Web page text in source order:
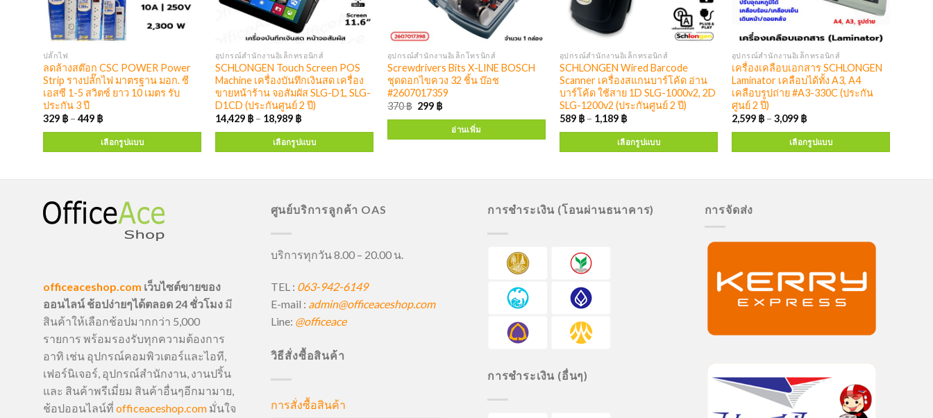
ปลั๊กไฟ
ลดล้างสต๊อก CSC POWER Power
Strip รางปลั๊กไฟ มาตรฐาน มอก. ซี
เอสซี 1-5 สวิตซ์ ยาว 10 เมตร รับ
ประกัน 3 ปี
329 ฿– 449 ฿
เลือกรูปแบบ
อุปกรณ์สำนักงานอิเล็กทรอนิกส์
SCHLONGEN Touch Screen POS
Machine เครื่องบันทึกเงินสด เครื่อง
ขายหน้าร้าน จอสัมผัส SLG-D1, SLG-
D1CD (ประกันศูนย์ 2 ปี)
14,429 ฿– 18,989 ฿
เลือกรูปแบบ
อุปกรณ์สำนักงานอิเล็กโทรนิกส์
Screwdrivers Bits X-LINE BOSCH
ชุดดอกไขควง 32 ชิ้น บ๊อช
#2607017359
370฿ 299 ฿
อ่านเพิ่ม
อุปกรณ์สำนักงานอิเล็กทรอนิกส์
SCHLONGEN Wired Barcode
Scanner เครื่องสแกนบาร์โค้ด อ่าน
บาร์โค้ด ใช้สาย 1D SLG-1000v2, 2D
SLG-1200v2 (ประกันศูนย์ 2 ปี)
589 ฿– 1,189 ฿
เลือกรูปแบบ
อุปกรณ์สำนักงานอิเล็กทรอนิกส์
เครื่องเคลือบเอกสาร SCHLONGEN
Laminator เคลือบได้ทั้ง A3, A4
เคลือบรูปถ่าย #A3-330C (ประกัน
ศูนย์ 2 ปี)
2,599 ฿– 3,099 ฿
เลือกรูปแบบ
officeaceshop.com เว็บไซต์ขายของ
ออนไลน์ ช้อปง่ายๆได้ตลอด 24 ชั่วโมง มี
สินค้าให้เลือกช้อปมากกว่า 5,000
รายการ พร้อมรองรับทุกความต้องการ
อาทิ เช่น อุปกรณ์คอมพิวเตอร์และไอที,
เฟอร์นิเจอร์, อุปกรณ์สำนักงาน, งานปริ้น
และ สินค้าพรีเมี่ยม สินค้าอื่นๆอีกมามาย,
ช้อปออนไลน์ที่ officeaceshop.com มั่นใจ
ศูนย์บริการลูกค้า OAS
บริการทุกวัน 8.00 – 20.00 น.
TEL : 063-942-6149
E-mail : admin@officeaceshop.com
Line: @officeace
วิธีสั่งซื้อสินค้า
การสั่งซื้อสินค้า
การชำระเงิน (โอนผ่านธนาคาร)
การชำระเงิน (อื่นๆ)
การจัดส่ง